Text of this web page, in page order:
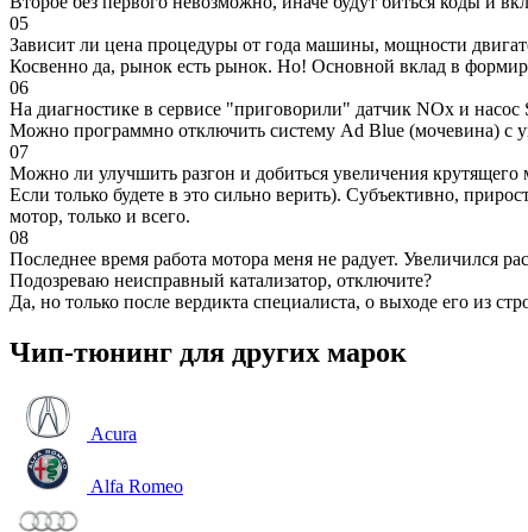
05
Зависит ли цена процедуры от года машины, мощности
Косвенно да, рынок есть рынок. Но! Основной вклад в
06
На диагностике в сервисе "приговорили" датчик NOx и насос
Можно программно отключить систему Ad Blue (мочевина) с
07
Можно ли улучшить разгон и добиться увеличения
Если только будете в это сильно верить). Субъективно,
мотор, только и всего.
08
Последнее время работа мотора меня не радует. Увеличился
Подозреваю неисправный катализатор, отключите?
Да, но только после вердикта специалиста, о выходе его из
Чип-тюнинг для других марок
Acura
Alfa Romeo